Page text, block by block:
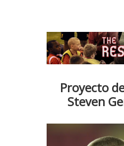
Proyecto
Steven